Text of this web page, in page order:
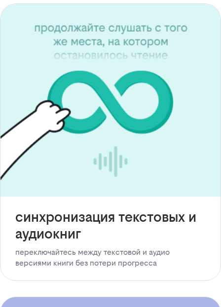
синхронизация текстовых и
аудиокниг
переключайтесь между текстовой и аудио
версиями книги без потери прогресса